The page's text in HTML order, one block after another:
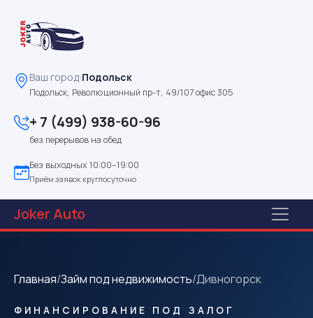
Ваш город:Подольск
Подольск, Революционный пр-т, 49/107 офис 305
+ 7 (499) 938-60-96
без перерывов на обед
Без выходных 10:00–19:00
Приём заявок круглосуточно
JokerAuto
Главная/Займ под недвижимость/Дивногорск
ФИНАНСИРОВАНИЕ ПОД ЗАЛОГ